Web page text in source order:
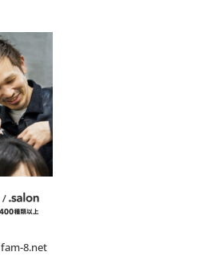
fam-8.net